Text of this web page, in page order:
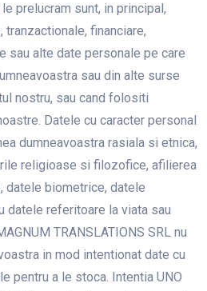
prelucram sunt, in principal,
financiare,
sau alte date personale pe care
sau din alte surse
nostru, sau cand folositi
Datele cu caracter personal
dumneavoastra rasiala si etnica,
religioase si filozofice, afilierea
datele biometrice, datele
datele referitoare la viata sau
TRANSLATIONS SRL nu
in mod intentionat date cu
pentru a le stoca. Intentia UNO